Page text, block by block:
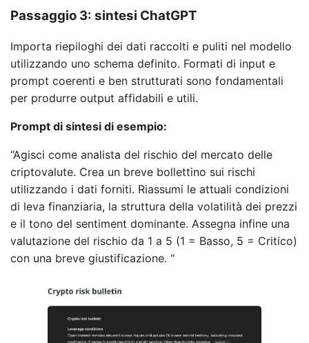
Passaggio 3: sintesi ChatGPT
Importa riepiloghi dei dati raccolti e puliti nel modello
utilizzando uno schema definito. Formati di input e
prompt coerenti e ben strutturati sono fondamentali
per produrre output affidabili e utili.
Prompt di sintesi di esempio:
“Agisci come analista del rischio del mercato delle
criptovalute. Crea un breve bollettino sui rischi
utilizzando i dati forniti. Riassumi le attuali condizioni
di leva finanziaria, la struttura della volatilità dei prezzi
e il tono del sentiment dominante. Assegna infine una
valutazione del rischio da 1 a 5 (1 = Basso, 5 = Critico)
con una breve giustificazione. “